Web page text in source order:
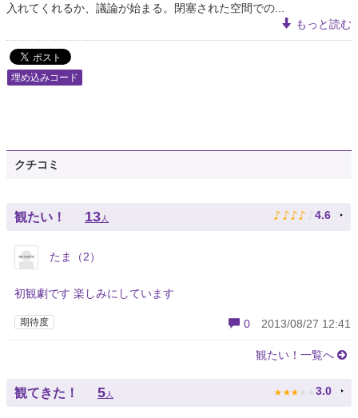
入れてくれるか、議論が始まる。閉塞された空間での...
もっと読む
埋め込みコード
クチコミ
観たい！ 13人 ♪ ♪ ♪ ♪ ♪ 4.6
たま（2）
初観劇です 楽しみにしています
期待度 0 2013/08/27 12:41
観たい！一覧へ
観てきた！ 5 人 ★ ★ ★ ★ ★ 3.0